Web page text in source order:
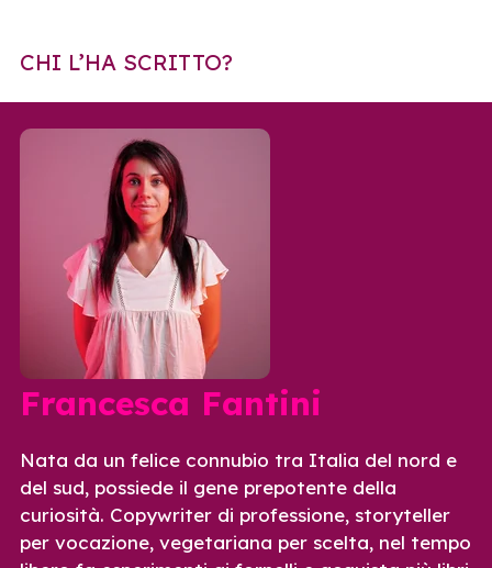
CHI L’HA SCRITTO?
Francesca Fantini
Nata da un felice connubio tra Italia del nord e
del sud, possiede il gene prepotente della
curiosità. Copywriter di professione, storyteller
per vocazione, vegetariana per scelta, nel tempo